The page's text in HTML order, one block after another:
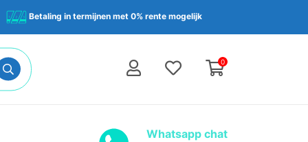
Betaling in termijnen met 0% rente mogelijk
0
Whatsapp chat